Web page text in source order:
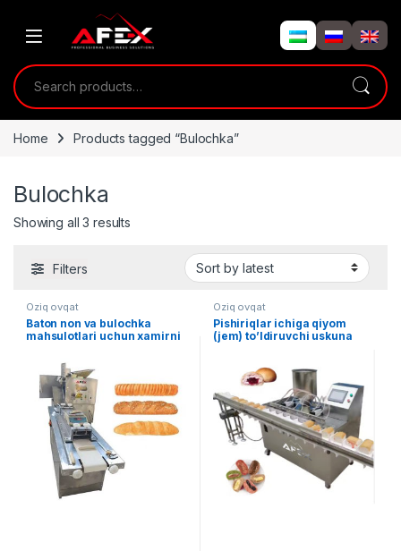
Search for:
Home Products tagged “Bulochka”
Bulochka
Showing all 3 results
Filters
Oziq ovqat
Baton non va bulochka
mahsulotlari uchun xamirni
Oziq ovqat
Pishiriqlar ichiga qiyom
(jem) to’ldiruvchi uskuna